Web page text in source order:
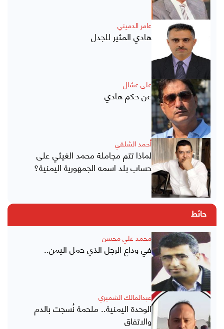
عامر الدميني
هادي المثير للجدل
علي عشال
عن حكم هادي
أحمد الشلفي
لماذا تتم مجاملة محمد الغيثي على
حساب بلد اسمه الجمهورية اليمنية؟
حائط
محمد علي محسن
في وداع الرجل الذي حمل اليمن..
عبدالمالك الشميري
الوحدة اليمنية.. ملحمة نُسجت بالدم
والاتفاق